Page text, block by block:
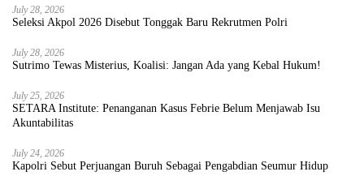
July 28, 2026
Seleksi Akpol 2026 Disebut Tonggak Baru Rekrutmen Polri
July 28, 2026
Sutrimo Tewas Misterius, Koalisi: Jangan Ada yang Kebal Hukum!
July 25, 2026
SETARA Institute: Penanganan Kasus Febrie Belum Menjawab Isu
Akuntabilitas
July 24, 2026
Kapolri Sebut Perjuangan Buruh Sebagai Pengabdian Seumur Hidup